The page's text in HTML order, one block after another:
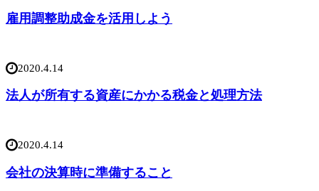
雇用調整助成金を活用しよう
2020.4.14
法人が所有する資産にかかる税金と処理方法
2020.4.14
会社の決算時に準備すること